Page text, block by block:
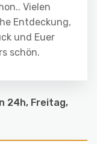
Vielen
Entdeckung,
und Euer
schön.
24h, Freitag,